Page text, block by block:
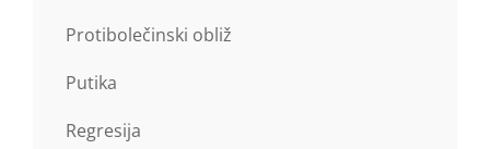
Protibolečinski obliž
Putika
Regresija